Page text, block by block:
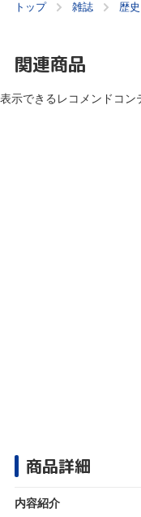
トップ 雑誌 歴史
関連商品
表示できるレコメンドコン
商品詳細
内容紹介